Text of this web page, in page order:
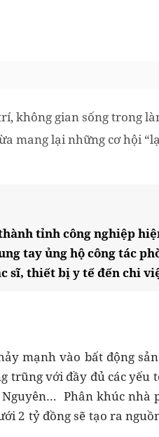
không gian sống trong
mang lại những cơ hội
tỉnh công nghiệp
tay ủng hộ công tác
sĩ, thiết bị y tế đến chi
mạnh vào bất động
trũng với đầy đủ các yếu
Phân khúc nhà
2 tỷ đồng sẽ tạo ra